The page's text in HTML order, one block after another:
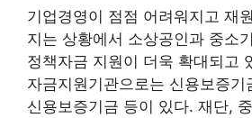
기업경영이 점점 어려워지고 재
지는 상황에서 소상공인과 중소
정책자금 지원이 더욱 확대되고
자금지원기관으로는 신용보증기
신용보증기금 등이 있다. 재단,